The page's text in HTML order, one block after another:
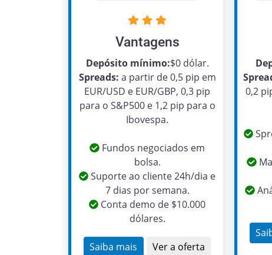
Vantagens
Depósito mínimo:$0 dólar.
Spreads: a partir de 0,5 pip em
EUR/USD e EUR/GBP, 0,3 pip
para o S&P500 e 1,2 pip para o
Ibovespa.
Fundos negociados em
bolsa.
Suporte ao cliente 24h/dia e
7 dias por semana.
Conta demo de $10.000
dólares.
Saiba mais Ver a oferta
0,2